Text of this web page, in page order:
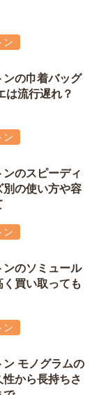
ン
ンの巾着バッグ
は流行遅れ？
ン
ンのスピーディ
別の使い方や容
ン
ンのソミュール
買い取っても
ン
ン モノグラムの
から長持ちさ